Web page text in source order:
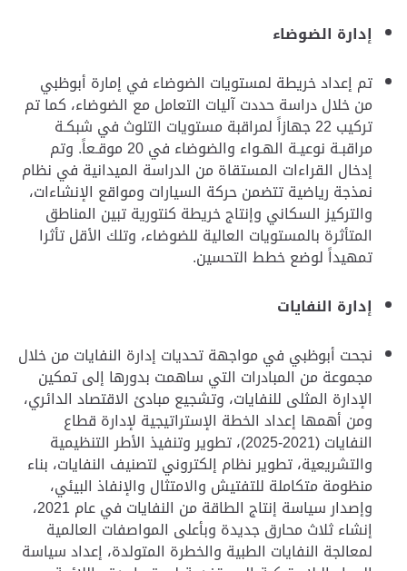
إدارة الضوضاء
تم إعداد خريطة لمستويات الضوضاء في إمارة أبوظبي
من خلال دراسة حددت آليات التعامل مع الضوضاء، كما تم
تركيب 22 جهازاً لمراقبة مستويات التلوث في شبكـة
مراقبـة نوعيـة الهـواء والضوضاء في 20 موقـعاً. وتم
إدخال القراءات المستقاة من الدراسة الميدانية في نظام
نمذجة رياضية تتضمن حركة السيارات ومواقع الإنشاءات،
والتركيز السكاني وإنتاج خريطة كنتورية تبين المناطق
المتأثرة بالمستويات العالية للضوضاء، وتلك الأقل تأثرا
تمهيداً لوضع خطط التحسين.
إدارة النفايات
نجحت أبوظبي في مواجهة تحديات إدارة النفايات من خلال
مجموعة من المبادرات التي ساهمت بدورها إلى تمكين
الإدارة المثلى للنفايات، وتشجيع مبادئ الاقتصاد الدائري،
ومن أهمها إعداد الخطة الإستراتيجية لإدارة قطاع
النفايات (2021-2025)، تطوير وتنفيذ الأطر التنظيمية
والتشريعية، تطوير نظام إلكتروني لتصنيف النفايات، بناء
منظومة متكاملة للتفتيش والامتثال والإنفاذ البيئي،
وإصدار سياسة إنتاج الطاقة من النفايات في عام 2021،
إنشاء ثلاث محارق جديدة وبأعلى المواصفات العالمية
لمعالجة النفايات الطبية والخطرة المتولدة، إعداد سياسة